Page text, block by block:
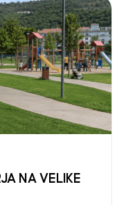
NA VELIKE